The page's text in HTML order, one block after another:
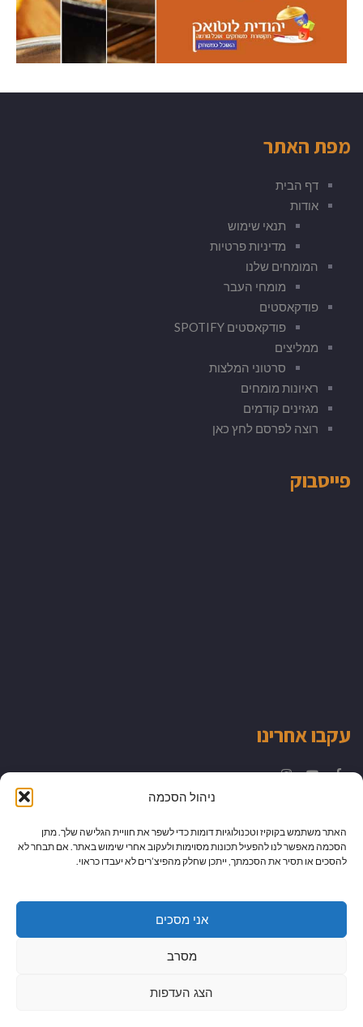
ניהול הסכמה
האתר משתמש בקוקיז וטכנולוגיות דומות כדי לשפר את חוויית הגלישה שלך. מתן
הסכמה מאפשר לנו להפעיל תכונות מסוימות ולעקוב אחרי שימוש באתר. אם תבחר לא
להסכים או תסיר את הסכמתך, ייתכן שחלק מהפיצ’רים לא יעבדו כראוי.
אני מסכים
מסרב
הצג העדפות
מפת האתר
דף הבית
אודות
תנאי שימוש
מדיניות פרטיות
המומחים שלנו
מומחי העבר
פודקאסטים
פודקאסטים SPOTIFY
ממליצים
סרטוני המלצות
ראיונות מומחים
מגזינים קודמים
רוצה לפרסם לחץ כאן
פייסבוק
עקבו אחרינו